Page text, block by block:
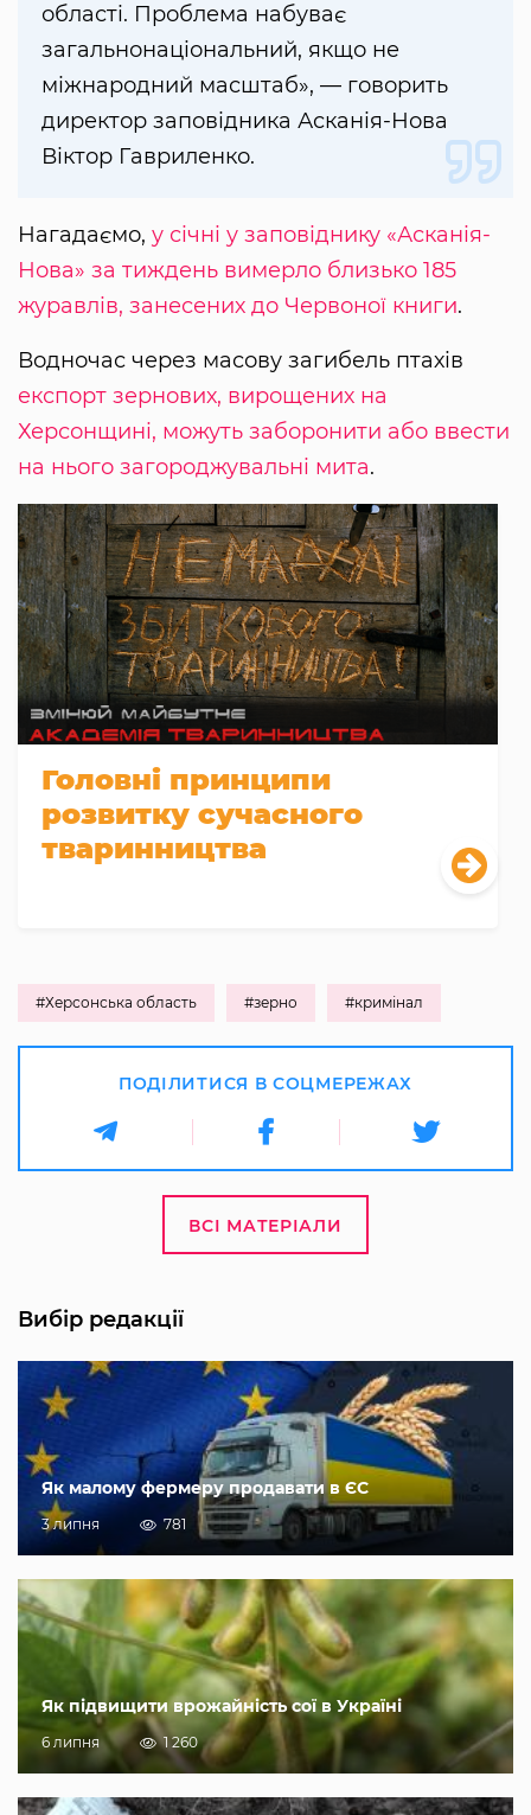
області. Проблема набуває
загальнонаціональний, якщо не
міжнародний масштаб», — говорить
директор заповідника Асканія-Нова
Віктор Гавриленко.
Нагадаємо, у січні у заповіднику «Асканія-
Нова» за тиждень вимерло близько 185
журавлів, занесених до Червоної книги.
Водночас через масову загибель птахів
експорт зернових, вирощених на
Херсонщині, можуть заборонити або ввести
на нього загороджувальні мита.
Головні принципи
розвитку сучасного
тваринництва
#Херсонська область #зерно #кримінал
ПОДІЛИТИСЯ В СОЦМЕРЕЖАХ
ВСІ МАТЕРІАЛИ
Вибір редакції
Як малому фермеру продавати в ЄС
3 липня 781
Як підвищити врожайність сої в Україні
6 липня 1 260